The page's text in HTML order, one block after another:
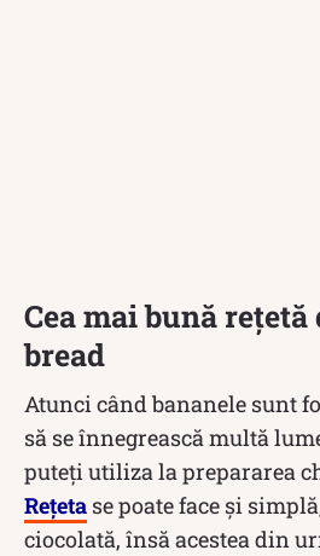
Cea mai bună rețetă
bread
Atunci când bananele sunt
să se înnegrească multă
puteţi utiliza la prepararea
Rețeta se poate face și
ciocolată, însă acestea din